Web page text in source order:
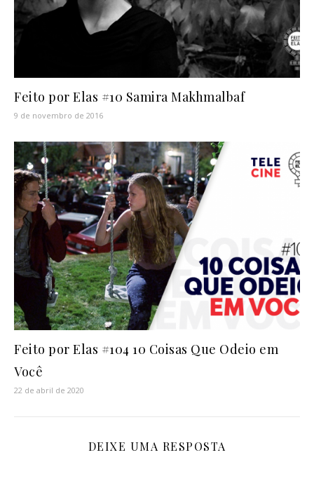
Feito por Elas #10 Samira Makhmalbaf
9 de novembro de 2016
Feito por Elas #104 10 Coisas Que Odeio em
Você
22 de abril de 2020
DEIXE UMA RESPOSTA